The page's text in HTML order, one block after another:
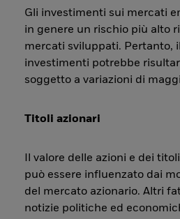
Gli investimenti sui mercati
in genere un rischio più alto
mercati sviluppati. Pertanto,
investimenti potrebbe
soggetto a variazioni di
Titoli azionari
Il valore delle azioni e dei
può essere influenzato dai
del mercato azionario. Altri
notizie politiche ed